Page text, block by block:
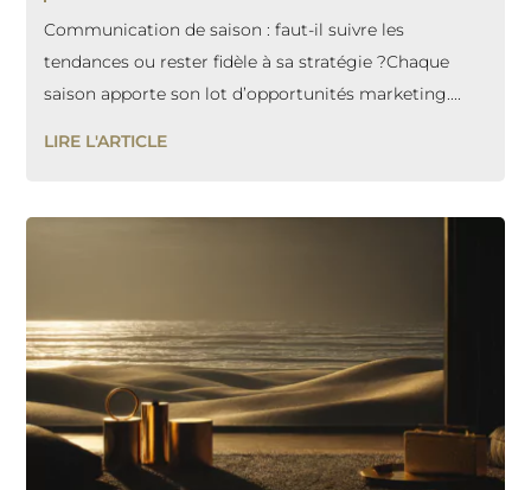
Communication de saison : faut-il suivre les
tendances ou rester fidèle à sa stratégie ?Chaque
saison apporte son lot d’opportunités marketing....
LIRE L'ARTICLE